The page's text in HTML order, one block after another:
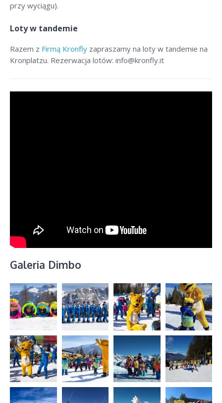
przy wyciągu).
Loty w tandemie
Razem z Firmą Kronfly zapraszamy na loty w tandemie na
Kronplatzu. Rezerwacja lotów: info@kronfly.it
Galeria Dimbo